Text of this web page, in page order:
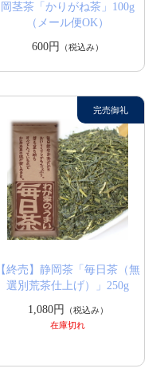
岡茎茶「かりがね茶」100g
（メール便OK）
600円
（税込み）
【終売】静岡茶「毎日茶（無
選別荒茶仕上げ）」250g
1,080円
（税込み）
在庫切れ